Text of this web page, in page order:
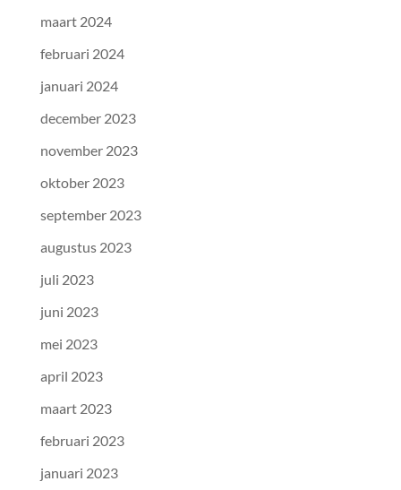
maart 2024
februari 2024
januari 2024
december 2023
november 2023
oktober 2023
september 2023
augustus 2023
juli 2023
juni 2023
mei 2023
april 2023
maart 2023
februari 2023
januari 2023